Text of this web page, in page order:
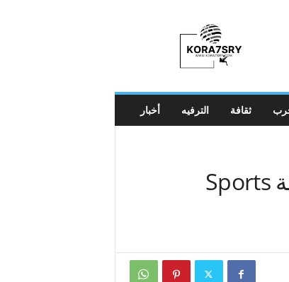
أخبار الترفيه ثقافة
بيثني فرانكل ترد على كارهي منصة Sports